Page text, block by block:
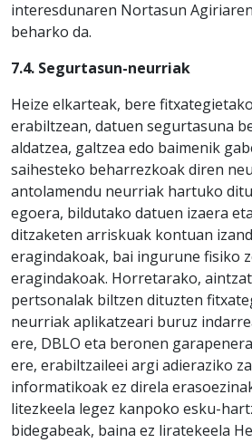
interesdunaren Nortasun
beharko da.
7.4. Segurtasun-neurriak
Heize elkarteak, bere
erabiltzean, datuen segurtasuna
aldatzea, galtzea edo baimenik
saihesteko beharrezkoak diren
antolamendu neurriak hartuko
egoera, bildutako datuen izaera
ditzaketen arriskuak kontuan
eragindakoak, bai ingurune fisiko
eragindakoak. Horretarako,
pertsonalak biltzen dituzten
neurriak aplikatzeari buruz
ere, DBLO eta beronen
ere, erabiltzaileei argi adieraziko
informatikoak ez direla
litezkeela legez kanpoko esku-
bidegabeak, baina ez liratekeela